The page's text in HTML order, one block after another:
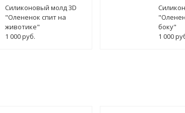
Силиконовый молд 3D
"Олененок спит на
животике"
1 000 руб.
боку"
1 000